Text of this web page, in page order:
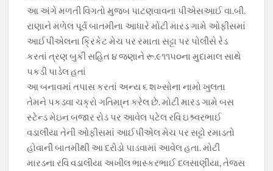
k p
k
આ અંગે મળતી વિગતો મુજબ પાટણવાવના પીએસઆઈ વા.બી.
રાણાને મળેલ પૂર્વ બાતમીના આધારે મોટી મારડ ગામે ઓફીસમાં
આઈપીએલના ક્રિકેટ મેચ પર રમાતા સટ્ટા પર પોલીસે રેડ
કરતાં ત્રણ બુકી સહિત ૪ જણાને રૂ.૯૧૧૫૦ના મુદામાલ સાથે
પકડી પાડેલ હતાં
આ બનાવમાં તપાસ કરતાં અન્ય ૬ શખ્સોના નામો ખુલતા
તેમને પકડવા ચક્રો ગતિમા્ન કરેલ છે. મોટી મારડ ગામે બસ
સ્ટેન્ડ મેઇન બજાર રોડ પર આવેલ પટેલ રવિ ઇશ્ર્વરભાઈ
વડાલીયા તેની ઓફીસમાં આઈપીએલ મેચ પર સટ્ટો રમાડતો
હોવાની બાતમીથી આ દરોડો પાડવામાં આવેલ હતા. મોટી
મારડના રવિ વડાલીયા અખીલ ભાસ્કરભાઈ દલસાણીયા, તેજસ